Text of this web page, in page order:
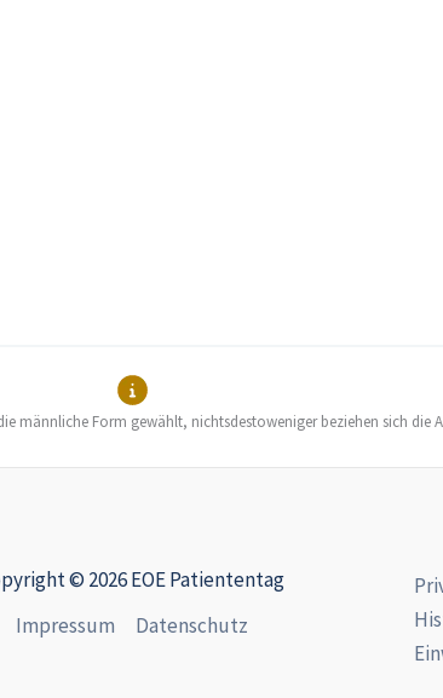
männliche Form gewählt, nichtsdestoweniger beziehen sich die
© 2026 EOE Patiententag
Impressum
Datenschutz